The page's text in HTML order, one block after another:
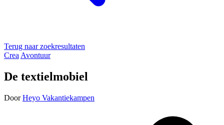
Terug naar zoekresultaten
Crea Avontuur
De textielmobiel
Door Heyo Vakantiekampen